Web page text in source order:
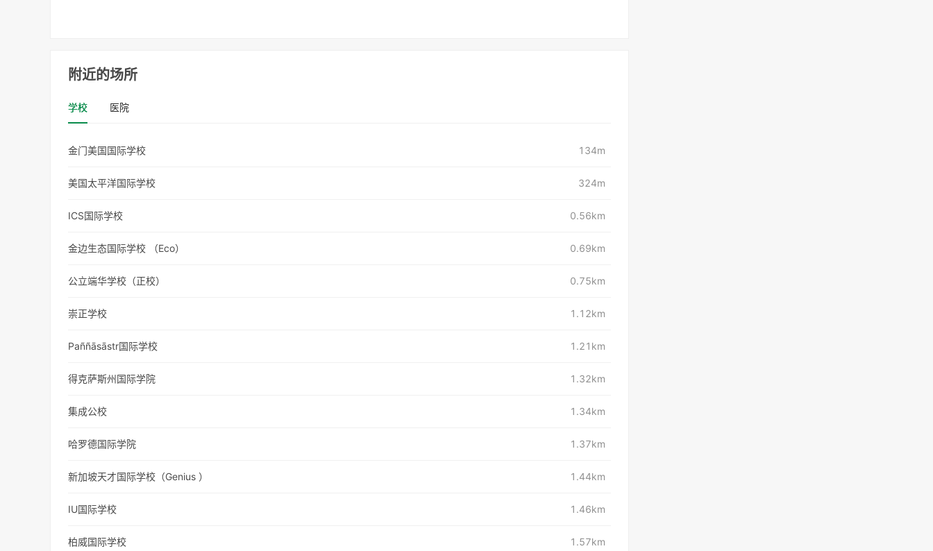
附近的场所
学校 医院
金门美国国际学校 134m
美国太平洋国际学校 324m
ICS国际学校 0.56km
金边生态国际学校 （Eco） 0.69km
公立端华学校（正校） 0.75km
崇正学校 1.12km
Paññāsāstr国际学校 1.21km
得克萨斯州国际学院 1.32km
集成公校 1.34km
哈罗德国际学院 1.37km
新加坡天才国际学校（Genius ） 1.44km
IU国际学校 1.46km
柏威国际学校 1.57km